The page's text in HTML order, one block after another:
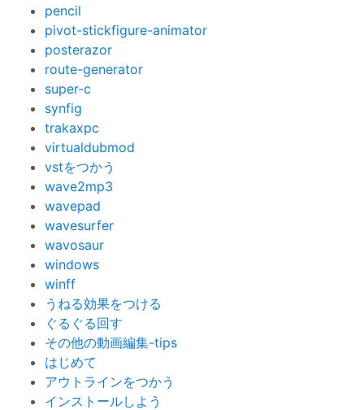
pencil
pivot-stickfigure-animator
posterazor
route-generator
super-c
synfig
trakaxpc
virtualdubmod
vstをつかう
wave2mp3
wavepad
wavesurfer
wavosaur
windows
winff
うねる効果をつける
ぐるぐる回す
その他の動画編集-tips
はじめて
アウトラインをつかう
インストールしよう